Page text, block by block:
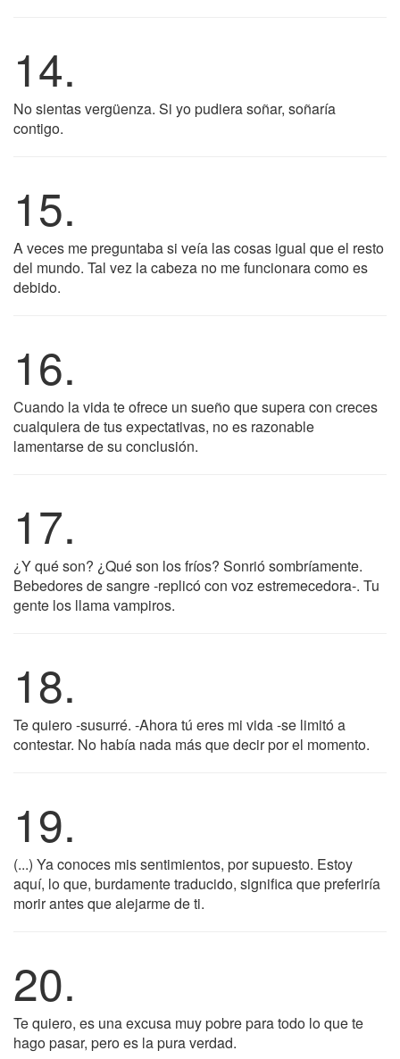
14.
No sientas vergüenza. Si yo pudiera soñar, soñaría
contigo.
15.
A veces me preguntaba si veía las cosas igual que el resto
del mundo. Tal vez la cabeza no me funcionara como es
debido.
16.
Cuando la vida te ofrece un sueño que supera con creces
cualquiera de tus expectativas, no es razonable
lamentarse de su conclusión.
17.
¿Y qué son? ¿Qué son los fríos? Sonrió sombríamente.
Bebedores de sangre -replicó con voz estremecedora-. Tu
gente los llama vampiros.
18.
Te quiero -susurré. -Ahora tú eres mi vida -se limitó a
contestar. No había nada más que decir por el momento.
19.
(...) Ya conoces mis sentimientos, por supuesto. Estoy
aquí, lo que, burdamente traducido, significa que preferiría
morir antes que alejarme de ti.
20.
Te quiero, es una excusa muy pobre para todo lo que te
hago pasar, pero es la pura verdad.